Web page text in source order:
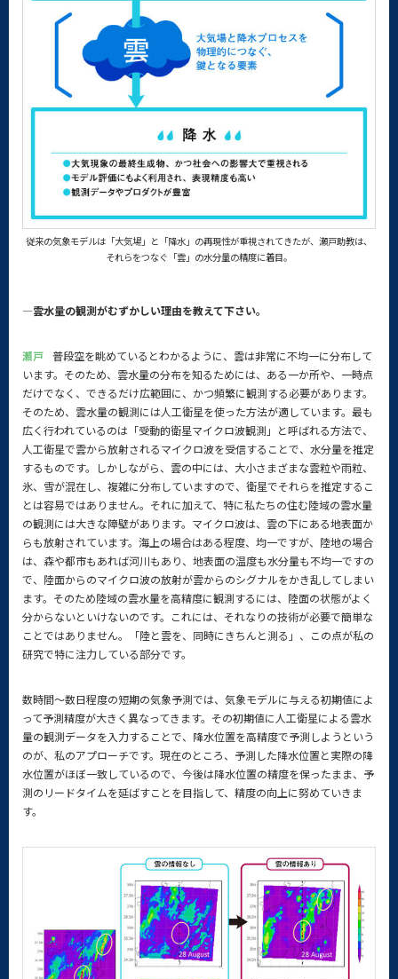
従来の気象モデルは「大気場」と「降水」の再現性が重視されてきたが、 瀬戸助教は、
それらをつなぐ「雲」の水分量の精度に着目。
—雲水量の観測がむずかしい理由を教えて下さい。
瀬戸 普段空を眺めているとわかるように、雲は非常に不均一に分布して
います。そのため、雲水量の分布を知るためには、ある一か所や、一時点
だけでなく、できるだけ広範囲に、かつ頻繁に観測する必要があります。
そのため、雲水量の観測には人工衛星を使った方法が適しています。最も
広く行われているのは「受動的衛星マイクロ波観測」と呼ばれる方法で、
人工衛星で雲から放射されるマイクロ波を受信することで、水分量を推定
するものです。しかしながら、雲の中には、大小さまざまな雲粒や雨粒、
氷、雪が混在し、複雑に分布していますので、衛星でそれらを推定するこ
とは容易ではありません。それに加えて、特に私たちの住む陸域の雲水量
の観測には大きな障壁があります。マイクロ波は、雲の下にある地表面か
らも放射されています。海上の場合はある程度、均一ですが、陸地の場合
は、森や都市もあれば河川もあり、地表面の温度も水分量も不均一ですの
で、陸面からのマイクロ波の放射が雲からのシグナルをかき乱してしまい
ます。そのため陸域の雲水量を高精度に観測するには、陸面の状態がよく
分からないといけないのです。これには、それなりの技術が必要で簡単な
ことではありません。「陸と雲を、同時にきちんと測る」、この点が私の
研究で特に注力している部分です。
数時間～数日程度の短期の気象予測では、気象モデルに与える初期値によ
って予測精度が大きく異なってきます。その初期値に人工衛星による雲水
量の観測データを入力することで、降水位置を高精度で予測しようという
のが、私のアプローチです。現在のところ、予測した降水位置と実際の降
水位置がほぼ一致しているので、今後は降水位置の精度を保ったまま、予
測のリードタイムを延ばすことを目指して、精度の向上に努めていきま
す。